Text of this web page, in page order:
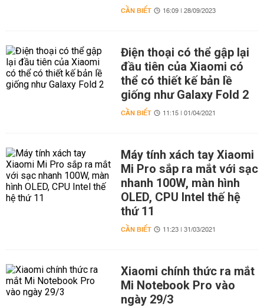
CẦN BIẾT 16:09 | 28/09/2023
Điện thoại có thể gập lại
đầu tiên của Xiaomi có
thể có thiết kế bản lề
giống như Galaxy Fold 2
CẦN BIẾT 11:15 | 01/04/2021
Máy tính xách tay Xiaomi
Mi Pro sắp ra mắt với sạc
nhanh 100W, màn hình
OLED, CPU Intel thế hệ
thứ 11
CẦN BIẾT 11:23 | 31/03/2021
Xiaomi chính thức ra mắt
Mi Notebook Pro vào
ngày 29/3